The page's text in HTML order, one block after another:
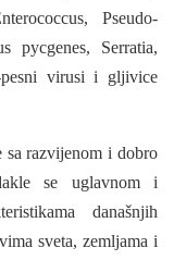
Pseudo­
pycgenes, Serratia,
virusi i gljivice
sa razvijenom i dobro
se uglavnom i
današnjih
sveta, zemljama i